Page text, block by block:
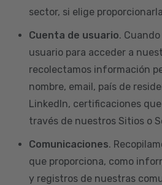
sector, si elige
Cuenta de usuario.
usuario para acceder a
recolectamos información
nombre, email, país de
LinkedIn, certificaciones
través de nuestros Sitios o
Comunicaciones.
que proporciona, como
y registros de nuestras